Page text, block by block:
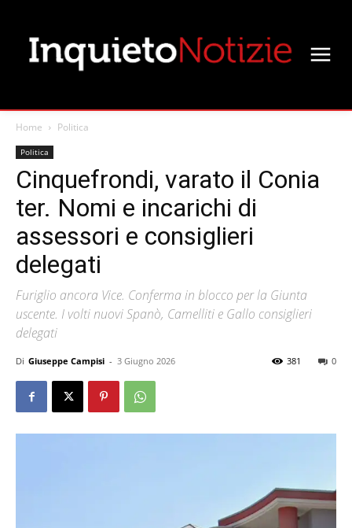
Home Politica
Politica
Cinquefrondi, varato il Conia
ter. Nomi e incarichi di
assessori e consiglieri
delegati
Furiglio ancora Vice. Conferma in blocco per la Giunta
uscente. I volti nuovi Spanò, Camelliti e Gallo consiglieri
delegati
Di Giuseppe Campisi - 3 Giugno 2026 0
381